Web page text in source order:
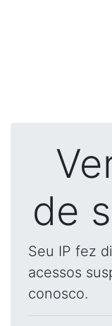
de
Seu IP fez
acessos
conosco.